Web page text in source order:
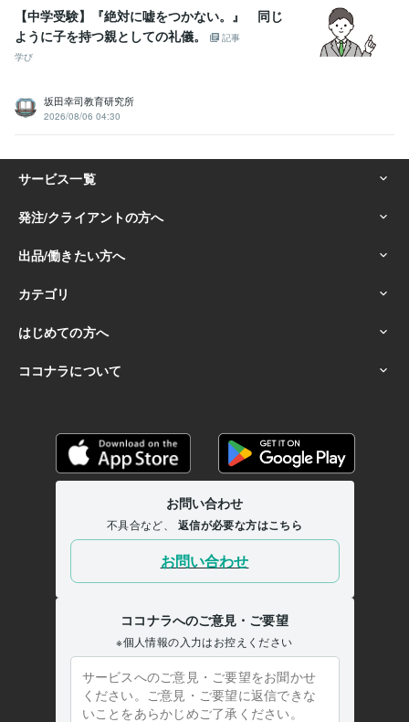
【中学受験】『絶対に嘘をつかない。』 同じ
ように子を持つ親としての礼儀。
記事
学び
坂田幸司教育研究所
2026/08/06 04:30